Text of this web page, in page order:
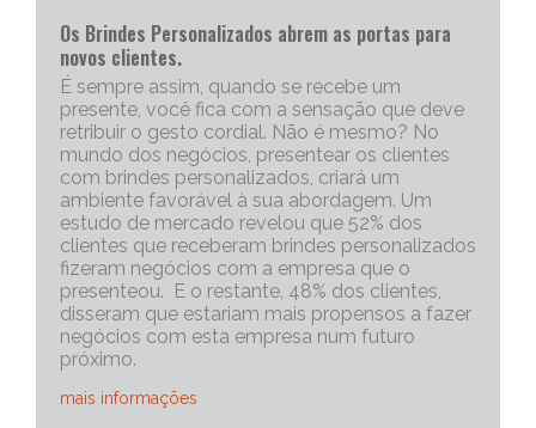
Os Brindes Personalizados abrem as portas para
novos clientes.
É sempre assim, quando se recebe um
presente, você fica com a sensação que deve
retribuir o gesto cordial. Não é mesmo? No
mundo dos negócios, presentear os clientes
com brindes personalizados, criará um
ambiente favorável à sua abordagem. Um
estudo de mercado revelou que 52% dos
clientes que receberam brindes personalizados
fizeram negócios com a empresa que o
presenteou. E o restante, 48% dos clientes,
disseram que estariam mais propensos a fazer
negócios com esta empresa num futuro
próximo.
mais informações